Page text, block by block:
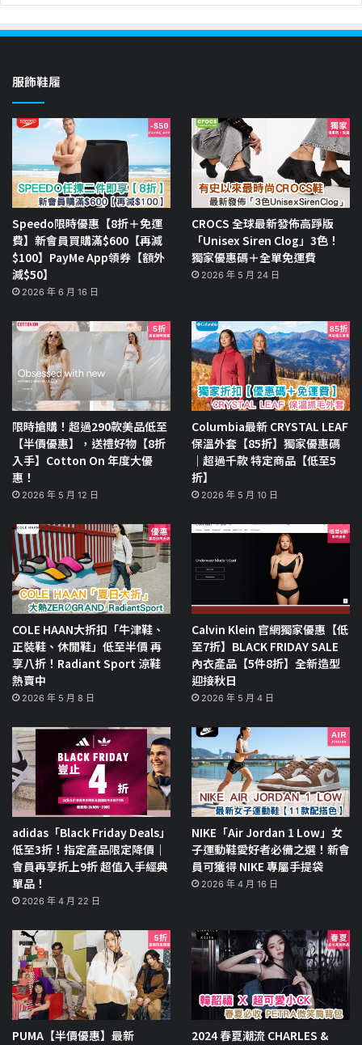
服飾鞋履
Speedo限時優惠【8折＋免運
費】新會員買購滿$600【再減
$100】PayMe App領券【額外
減$50】
2026 年 6 月 16 日
CROCS 全球最新發佈高踭版
「Unisex Siren Clog」3色！
獨家優惠碼＋全單免運費
2026 年 5 月 24 日
限時搶購！超過290款美品低至
【半價優惠】，送禮好物【8折
入手】Cotton On 年度大優
惠！
2026 年 5 月 12 日
Columbia最新 CRYSTAL LEAF
保溫外套【85折】獨家優惠碼
｜超過千款 特定商品【低至5
折】
2026 年 5 月 10 日
COLE HAAN大折扣「牛津鞋、
正裝鞋、休閒鞋」低至半價 再
享八折！Radiant Sport 涼鞋
熱賣中
2026 年 5 月 8 日
Calvin Klein 官網獨家優惠【低
至7折】BLACK FRIDAY SALE
內衣產品【5件8折】全新造型
迎接秋日
2026 年 5 月 4 日
adidas「Black Friday Deals」
低至3折！指定產品限定降價｜
會員再享折上9折 超值入手經典
單品！
2026 年 4 月 22 日
NIKE「Air Jordan 1 Low」女
子運動鞋愛好者必備之選！新會
員可獲得 NIKE 專屬手提袋
2026 年 4 月 16 日
PUMA【半價優惠】最新
2024 春夏潮流 CHARLES &